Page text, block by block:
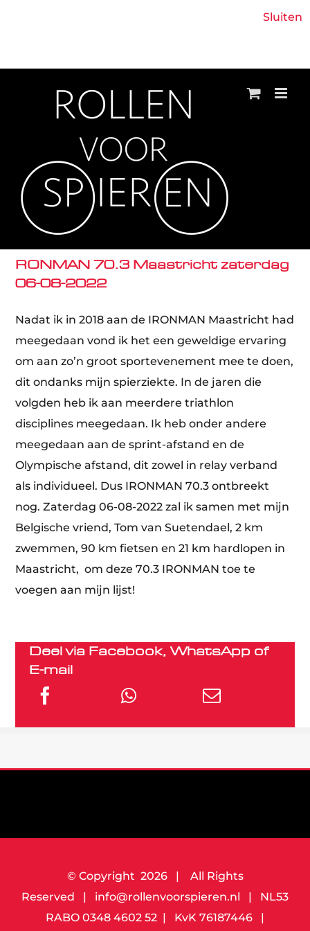
mail
RONMAN 70.3 Maastricht zaterdag
06-08-2022
Nadat ik in 2018 aan de IRONMAN Maastricht had
meegedaan vond ik het een geweldige ervaring
om aan zo’n groot sportevenement mee te doen,
dit ondanks mijn spierziekte. In de jaren die
volgden heb ik aan meerdere triathlon
disciplines meegedaan. Ik heb onder andere
meegedaan aan de sprint-afstand en de
Olympische afstand, dit zowel in relay verband
als individueel. Dus IRONMAN 70.3 ontbreekt
nog. Zaterdag 06-08-2022 zal ik samen met mijn
Belgische vriend, Tom van Suetendael, 2 km
zwemmen, 90 km fietsen en 21 km hardlopen in
Maastricht, om deze 70.3 IRONMAN toe te
voegen aan mijn lijst!
Deel via Facebook, WhatsApp of
E-mail
© Copyright 2026 | All Rights
Reserved | info@rollenvoorspieren.nl | NL53
RABO 0348 4602 52 | KvK 76187446 |
Sluiten